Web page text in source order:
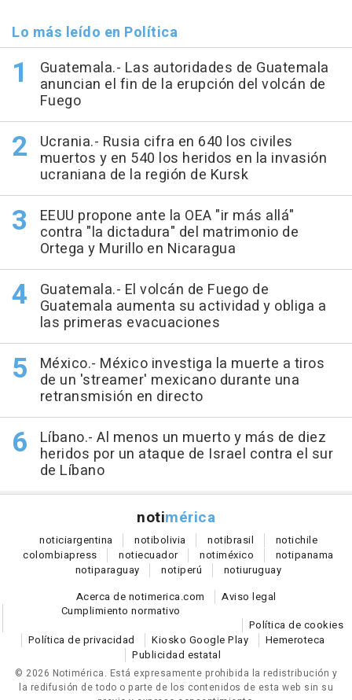
Lo más leído en Política
Guatemala.- Las autoridades de Guatemala
anuncian el fin de la erupción del volcán de
Fuego
Ucrania.- Rusia cifra en 640 los civiles
muertos y en 540 los heridos en la invasión
ucraniana de la región de Kursk
EEUU propone ante la OEA "ir más allá"
contra "la dictadura" del matrimonio de
Ortega y Murillo en Nicaragua
Guatemala.- El volcán de Fuego de
Guatemala aumenta su actividad y obliga a
las primeras evacuaciones
México.- México investiga la muerte a tiros
de un 'streamer' mexicano durante una
retransmisión en directo
Líbano.- Al menos un muerto y más de diez
heridos por un ataque de Israel contra el sur
de Líbano
notimérica
noticiargentina notibolivia notibrasil notichile
colombiapress notiecuador notiméxico notipanama
notiparaguay notiperú notiuruguay
Acerca de notimerica.com
Aviso legal
Cumplimiento normativo
Política de cookies
Política de privacidad
Kiosko Google Play
Hemeroteca
Publicidad estatal
© 2026 Notimérica. Está expresamente prohibida la redistribución y
la redifusión de todo o parte de los contenidos de esta web sin su